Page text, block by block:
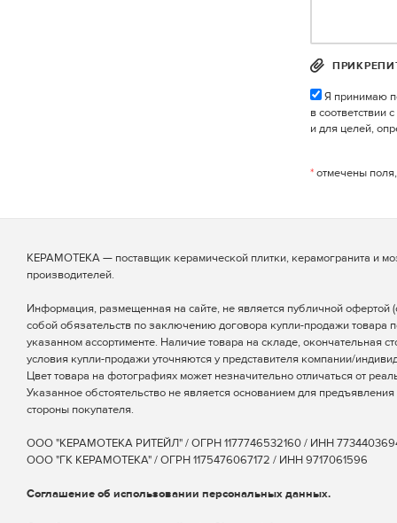
Я принимаю
в
и для целей,
*отмечены
КЕРАМОТЕКА — поставщик керамической плитки, керамогранита и
производителей.
Информация, размещенная на сайте, не является публичной офертой
собой обязательств по заключению договора купли-продажи товара
указанном ассортименте. Наличие товара на складе, окончательная
условия купли-продажи уточняются у представителя компании/
Цвет товара на фотографиях может незначительно отличаться от
Указанное обстоятельство не является основанием для
стороны покупателя.
ООО "КЕРАМОТЕКА РИТЕЙЛ" / ОГРН 1177746532160 / ИНН
ООО "ГК КЕРАМОТЕКА" / ОГРН 1175476067172 / ИНН 9717061596
Соглашение об использовании персональных данных.